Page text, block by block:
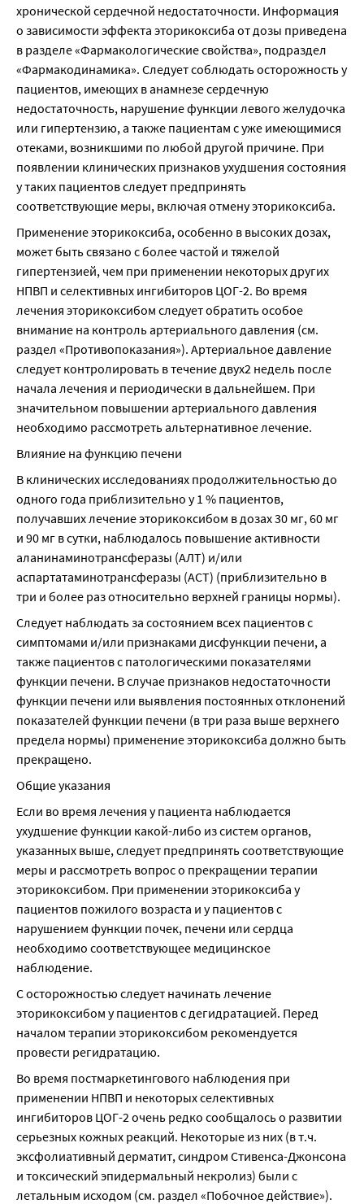
хронической сердечной недостаточности. Информация
о зависимости эффекта эторикоксиба от дозы приведена
в разделе «Фармакологические свойства», подраздел
«Фармакодинамика». Следует соблюдать осторожность у
пациентов, имеющих в анамнезе сердечную
недостаточность, нарушение функции левого желудочка
или гипертензию, а также пациентам с уже имеющимися
отеками, возникшими по любой другой причине. При
появлении клинических признаков ухудшения состояния
у таких пациентов следует предпринять
соответствующие меры, включая отмену эторикоксиба.
Применение эторикоксиба, особенно в высоких дозах,
может быть связано с более частой и тяжелой
гипертензией, чем при применении некоторых других
НПВП и селективных ингибиторов ЦОГ-2. Во время
лечения эторикоксибом следует обратить особое
внимание на контроль артериального давления (см.
раздел «Противопоказания»). Артериальное давление
следует контролировать в течение двух2 недель после
начала лечения и периодически в дальнейшем. При
значительном повышении артериального давления
необходимо рассмотреть альтернативное лечение.
Влияние на функцию печени
В клинических исследованиях продолжительностью до
одного года приблизительно у 1 % пациентов,
получавших лечение эторикоксибом в дозах 30 мг, 60 мг
и 90 мг в сутки, наблюдалось повышение активности
аланинаминотрансферазы (АЛТ) и/или
аспартатаминотрансферазы (АСТ) (приблизительно в
три и более раз относительно верхней границы нормы).
Следует наблюдать за состоянием всех пациентов с
симптомами и/или признаками дисфункции печени, а
также пациентов с патологическими показателями
функции печени. В случае признаков недостаточности
функции печени или выявления постоянных отклонений
показателей функции печени (в три раза выше верхнего
предела нормы) применение эторикоксиба должно быть
прекращено.
Общие указания
Если во время лечения у пациента наблюдается
ухудшение функции какой-либо из систем органов,
указанных выше, следует предпринять соответствующие
меры и рассмотреть вопрос о прекращении терапии
эторикоксибом. При применении эторикоксиба у
пациентов пожилого возраста и у пациентов с
нарушением функции почек, печени или сердца
необходимо соответствующее медицинское
наблюдение.
С осторожностью следует начинать лечение
эторикоксибом у пациентов с дегидратацией. Перед
началом терапии эторикоксибом рекомендуется
провести регидратацию.
Во время постмаркетингового наблюдения при
применении НПВП и некоторых селективных
ингибиторов ЦОГ-2 очень редко сообщалось о развитии
серьезных кожных реакций. Некоторые из них (в т.ч.
эксфолиативный дерматит, синдром Стивенса-Джонсона
и токсический эпидермальный некролиз) были с
летальным исходом (см. раздел «Побочное действие»).